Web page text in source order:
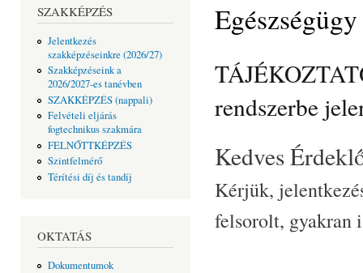
SZAKKÉPZÉS
Jelentkezés
szakképzéseinkre (2026/27)
Szakképzéseink a
2026/2027-es tanévben
SZAKKÉPZÉS (nappali)
Felvételi eljárás
fogtechnikus szakmára
FELNŐTTKÉPZÉS
Szintfelmérő
Térítési díj és tandíj
OKTATÁS
Dokumentumok
Egészségügy
rendszerbe
Kedves
Kérjük,
felsorolt, gyakran